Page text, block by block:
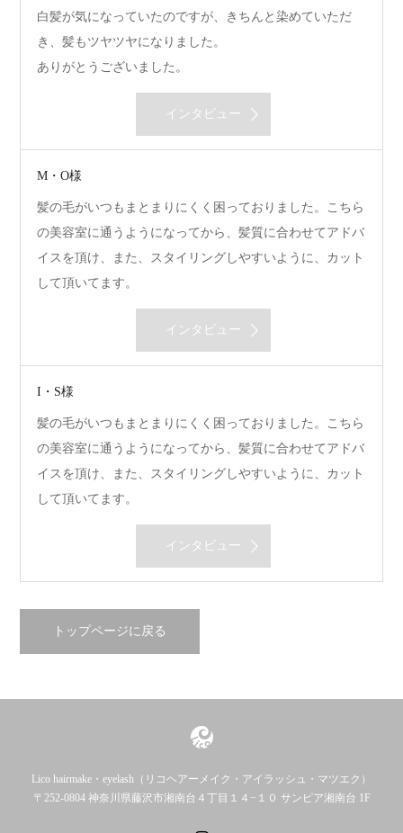
白髪が気になっていたのですが、きちんと染めていただ
き、髪もツヤツヤになりました。
ありがとうございました。
インタビュー
M・O様
髪の毛がいつもまとまりにくく困っておりました。こちら
の美容室に通うようになってから、髪質に合わせてアドバ
イスを頂け、また、スタイリングしやすいように、カット
して頂いてます。
インタビュー
I・S様
髪の毛がいつもまとまりにくく困っておりました。こちら
の美容室に通うようになってから、髪質に合わせてアドバ
イスを頂け、また、スタイリングしやすいように、カット
して頂いてます。
インタビュー
トップページに戻る
Lico hairmake・eyelash（リコヘアーメイク・アイラッシュ・マツエク）
〒252-0804 神奈川県藤沢市湘南台４丁目１４−１０ サンピア湘南台 1F